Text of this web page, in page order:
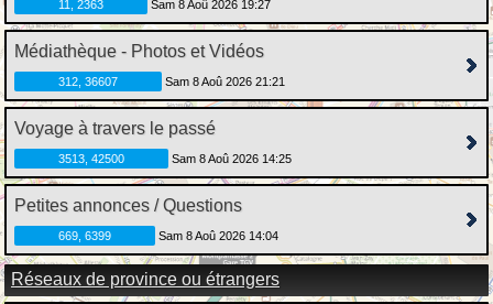
11, 2363 Sam 8 Aoû 2026 19:27
Médiathèque - Photos et Vidéos
312, 36607 Sam 8 Aoû 2026 21:21
Voyage à travers le passé
3513, 42500 Sam 8 Aoû 2026 14:25
Petites annonces / Questions
669, 6399 Sam 8 Aoû 2026 14:04
Réseaux de province ou étrangers